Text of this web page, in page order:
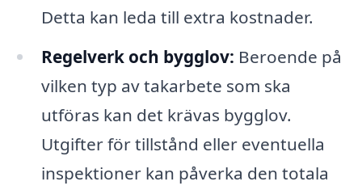
Detta kan leda till extra kostnader.
Regelverk och bygglov: Beroende på
vilken typ av takarbete som ska
utföras kan det krävas bygglov.
Utgifter för tillstånd eller eventuella
inspektioner kan påverka den totala